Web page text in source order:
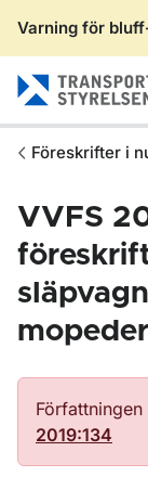
Varning för
Föreskrifter i
VVFS
mopeder
2019:134